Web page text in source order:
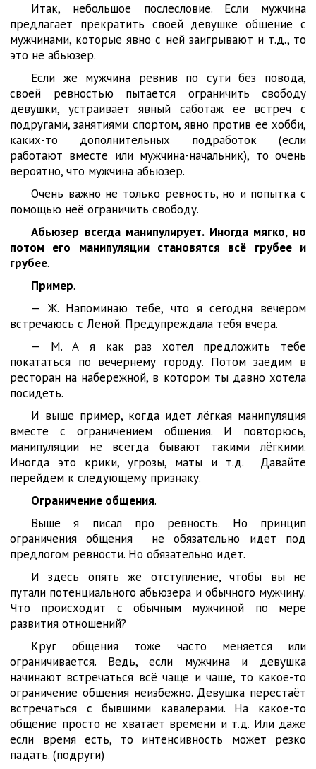
Итак, небольшое послесловие. Если мужчина
предлагает прекратить своей девушке общение с
мужчинами, которые явно с ней заигрывают и т.д., то
это не абьюзер.
Если же мужчина ревнив по сути без повода,
своей ревностью пытается ограничить свободу
девушки, устраивает явный саботаж ее встреч с
подругами, занятиями спортом, явно против ее хобби,
каких-то дополнительных подработок (если
работают вместе или мужчина-начальник), то очень
вероятно, что мужчина абьюзер.
Очень важно не только ревность, но и попытка с
помощью неё ограничить свободу.
Абьюзер всегда манипулирует. Иногда мягко, но
потом его манипуляции становятся всё грубее и
грубее.
Пример.
— Ж. Напоминаю тебе, что я сегодня вечером
встречаюсь с Леной. Предупреждала тебя вчера.
— М. А я как раз хотел предложить тебе
покататься по вечернему городу. Потом заедим в
ресторан на набережной, в котором ты давно хотела
посидеть.
И выше пример, когда идет лёгкая манипуляция
вместе с ограничением общения. И повторюсь,
манипуляции не всегда бывают такими лёгкими.
Иногда это крики, угрозы, маты и т.д. Давайте
перейдем к следующему признаку.
Ограничение общения.
Выше я писал про ревность. Но принцип
ограничения общения не обязательно идет под
предлогом ревности. Но обязательно идет.
И здесь опять же отступление, чтобы вы не
путали потенциального абьюзера и обычного мужчину.
Что происходит с обычным мужчиной по мере
развития отношений?
Круг общения тоже часто меняется или
ограничивается. Ведь, если мужчина и девушка
начинают встречаться всё чаще и чаще, то какое-то
ограничение общения неизбежно. Девушка перестаёт
встречаться с бывшими кавалерами. На какое-то
общение просто не хватает времени и т.д. Или даже
если время есть, то интенсивность может резко
падать. (подруги)